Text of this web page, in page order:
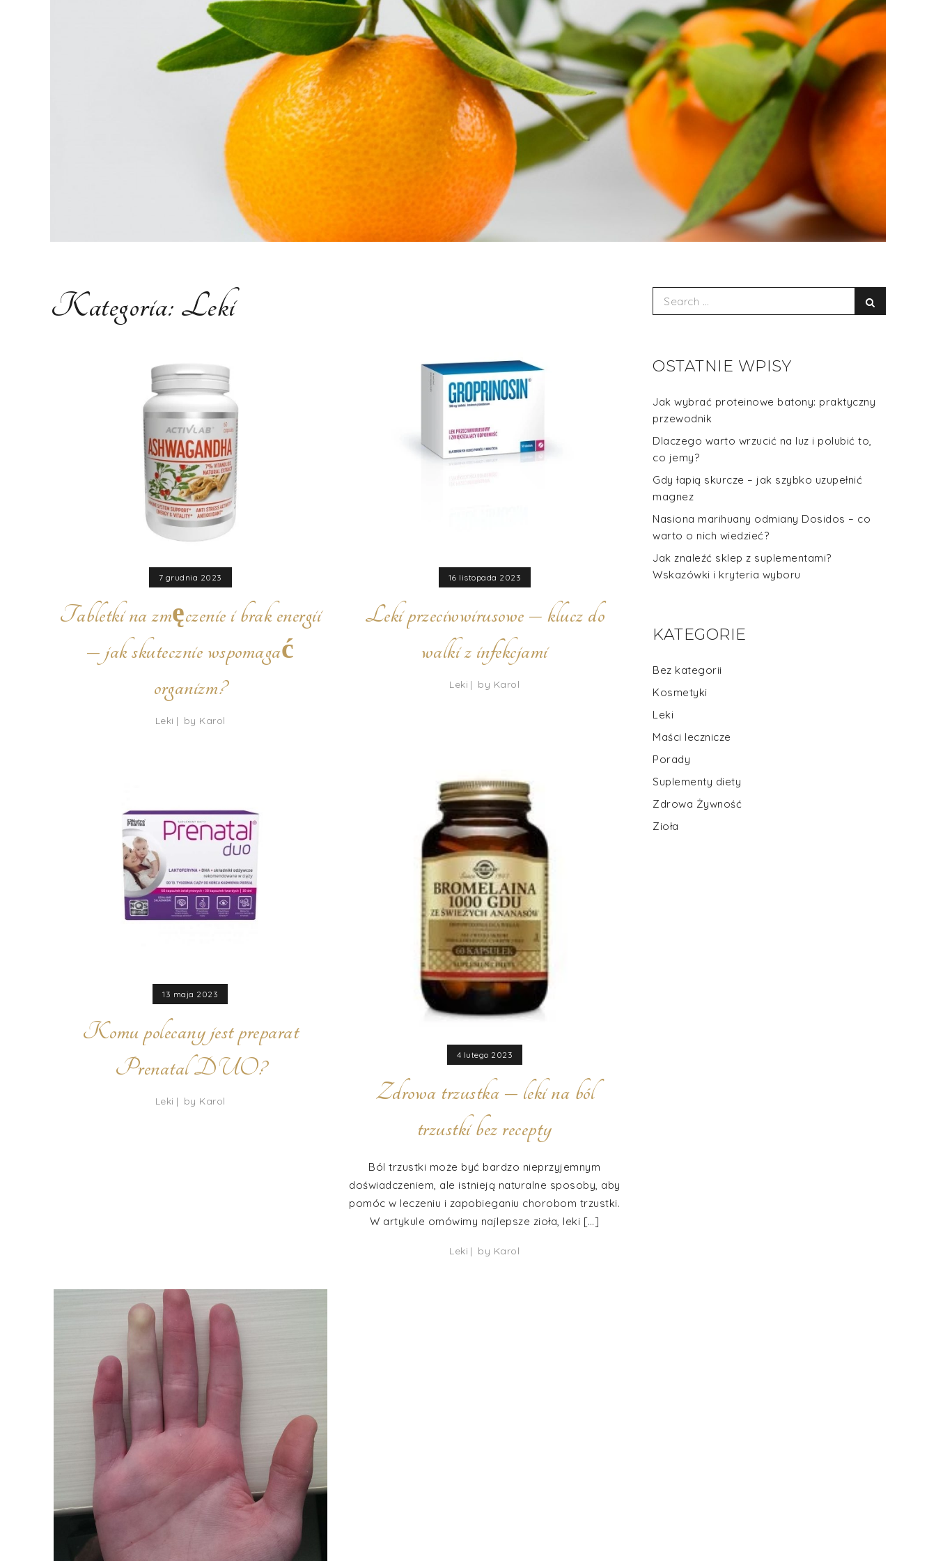
Kategoria: Leki
7 grudnia 2023
Tabletki na zmęczenie i brak energii
– jak skutecznie wspomagać
organizm?
Leki by Karol
16 listopada 2023
Leki przeciwwirusowe – klucz do
walki z infekcjami
Leki by Karol
13 maja 2023
Komu polecany jest preparat
Prenatal DUO?
Leki by Karol
4 lutego 2023
Zdrowa trzustka – leki na ból
trzustki bez recepty
Ból trzustki może być bardzo nieprzyjemnym
doświadczeniem, ale istnieją naturalne sposoby, aby
pomóc w leczeniu i zapobieganiu chorobom trzustki.
W artykule omówimy najlepsze zioła, leki […]
Leki by Karol
Search
for:
OSTATNIE WPISY
Jak wybrać proteinowe batony: praktyczny
przewodnik
Dlaczego warto wrzucić na luz i polubić to,
co jemy?
Gdy łapią skurcze – jak szybko uzupełnić
magnez
Nasiona marihuany odmiany Dosidos – co
warto o nich wiedzieć?
Jak znaleźć sklep z suplementami?
Wskazówki i kryteria wyboru
KATEGORIE
Bez kategorii
Kosmetyki
Leki
Maści lecznicze
Porady
Suplementy diety
Zdrowa Żywność
Zioła